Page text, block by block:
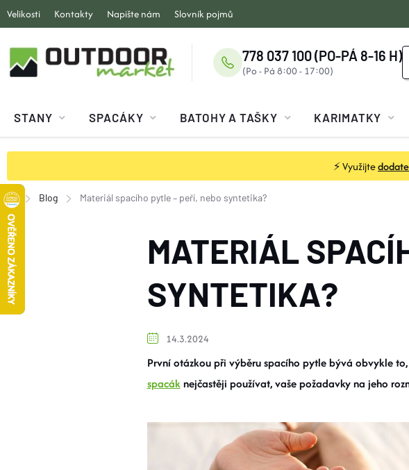
Přejít
na
obsah
⚡ Využijte
Velikosti Kontakty Napište nám Slovník pojmů
778 037 100 (PO-PÁ 8-16 H)
STANY SPACÁKY BATOHY A TAŠKY KARIMATKY
Domů
Blog Materiál spacího pytle – peří, nebo syntetika?
MATERIÁL
SYNTETIKA?
14.3.2024
První otázkou při výběru spacího pytle bývá obvykle
spacáknejčastěji používat, vaše požadavky na jeho